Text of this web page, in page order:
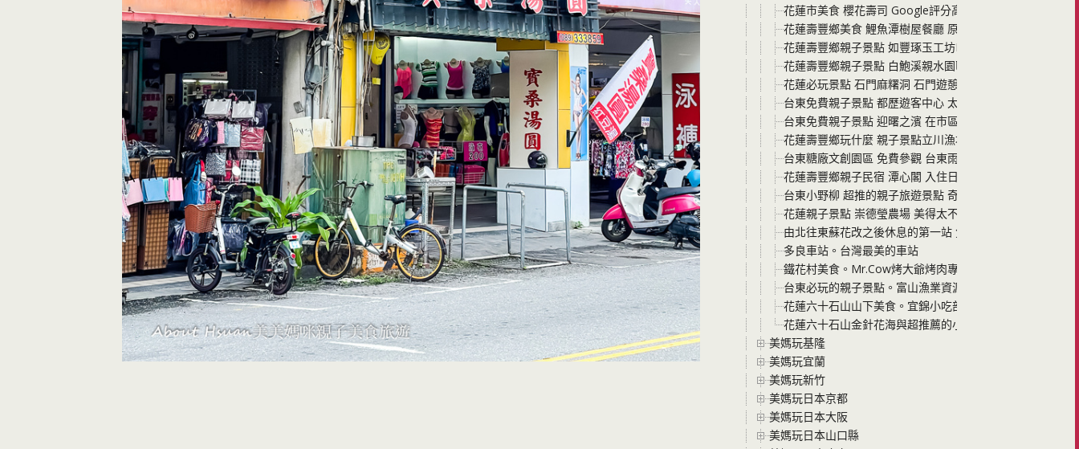
花蓮市美食 櫻花壽司 Google評分高 靠近花蓮翰品酒店 走
花蓮壽豐鄉美食 鯉魚潭樹屋餐廳 原民風味料理 值得來嚐嚐
花蓮壽豐鄉親子景點 如豐琢玉工坊DIY 一塊台灣玉DIY體
花蓮壽豐鄉親子景點 白鮑溪親水園區 適合親子玩水的好地
花蓮必玩景點 石門麻糬洞 石門遊憩區 天然岩石景觀 滿滿
台東免費親子景點 都歷遊客中心 太美太美的景點 經過可別
台東免費親子景點 迎曙之濱 在市區就能到海邊玩的好景點
花蓮壽豐鄉玩什麼 親子景點立川漁場摸黃金蜆 小孩怎麼玩
台東糖廠文創園區 免費參觀 台東雨天備案 庫空間吃冰 逛
花蓮壽豐鄉親子民宿 潭心閣 入住日式家庭房 空間大好寬
台東小野柳 超推的親子旅遊景點 奇岩怪石區 豆腐岩 蜂窩
花蓮親子景點 崇德瑩農場 美得太不真實的免費景點 園內
由北往東蘇花改之後休息的第一站 免費景點台泥DAKA園
多良車站。台灣最美的車站
鐵花村美食。Mr.Cow烤大爺烤肉專賣店。吃個串燒喝一杯
台東必玩的親子景點。富山漁業資源保育區，魚兒多到好有
花蓮六十石山山下美食。宜錦小吃部/宜錦快炒。好喜歡玉
花蓮六十石山金針花海與超推薦的小瑞士觀景台。台灣旅
美媽玩基隆
美媽玩宜蘭
美媽玩新竹
美媽玩日本京都
美媽玩日本大阪
美媽玩日本山口縣